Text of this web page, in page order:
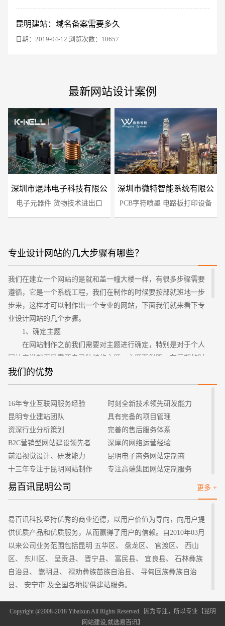
昆明建站：域名备案需要多久
日期：2019-04-12 浏览次数：10657
最新网站设计案例
深圳市焜炜电子科技有限公
司
电子元器件 货物技术进出口
深圳市微特智能系统有限公
司
PCB字符喷墨 电路板打印设备
专业设计网站的几大步骤有哪些？
我们在建立一个网站的是就和盖一幢大楼一样，有很多步骤需要
遵循，它是一个系统工程，我们在制作的时候要按部就班地一步
步来，这样才可以制作出一个专业的网站，下面我们就来看下专
业设计网站的几个步骤。
1、确定主题
在网站制作之前我们需要对主题进行确定，特别是对于个人
网站来说就更是需要自己独特的主题，主题要鲜明，在后期的时
候围绕主题的范围把我们的内容做大做全。
2、搜集材料
注意这些方面的综合应用，这样才可以做到胸有成竹。
4、网站制作
等到上面的前期准备都做好了以后，我们接下来就进入了正
式的网站制作环节了，把我们的预想一步步的变成现实，这是一
个复杂而细致的过程，在制作网站中我们要先做好主要的框架，
然后把复杂的大面积的都做好了再对细节部分进行设计，这样在
出现了一些问题之后想要修改的话就会更加的容易。
5、上传测试
这样别人才会看到我们的劳动成果，在上传工具的选择上还是有
很多，我们在网络上自己查找下就有了，可以很方便地把网站发
我们的优势
16年专业互联网服务经验
昆明专业建站团队
资深行业分析策划
B2C营销型网站建设领先者
前沿视觉设计、研发能力
十三年专注于昆明网站制作
客户的满意是我们唯一的宗旨
时刻全新技术领先研发能力
具有完备的项目管理
完善的售后服务体系
深厚的网络运营经验
昆明电子商务网站定制商
专注高端集团网站定制服务
更多 +
易百讯昆明公司
易百讯科技坚持优秀的商业道德，以用户价值为导向，向用户提
供优质产品和优质服务，从而赢得了用户的信赖。自2010年03月
以来公司业务范围包括昆明 五华区、 盘龙区、 官渡区、 西山
区、 东川区、 呈贡县、 晋宁县、 富民县、 宜良县、 石林彝族
自治县、 嵩明县、 禄劝彝族苗族自治县、 寻甸回族彝族自治
县、 安宁市 及全国各地提供建站服务。
昆明曲靖 玉溪 保山 昭通 丽江 思茅 临沧 楚雄州 红河州 文山州
西双版纳 大理 德宏 怒江 迪庆
Copyright @2008-2018 Yibaixun All Rights Reserved. 因为专注，所以专业【昆明
网站建设,就选易百讯】
您的预算 1万-3万 3万-5万 5万-8万
招标项目